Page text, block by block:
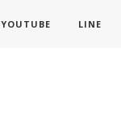
YOUTUBE LINE